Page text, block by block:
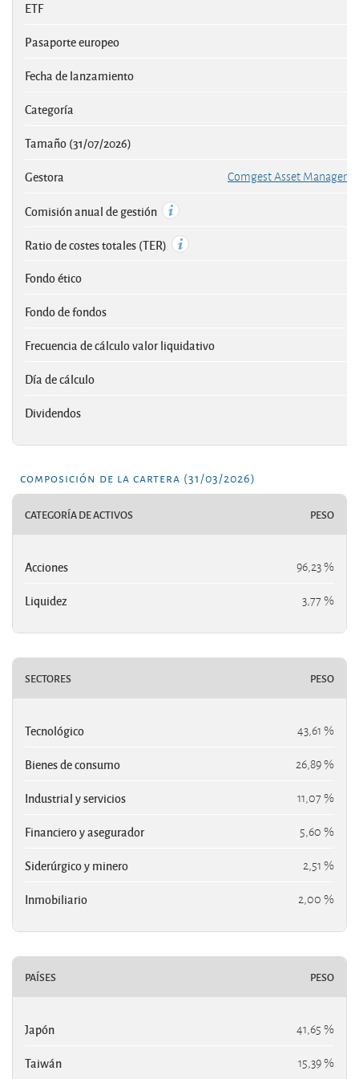
ETF
Pasaporte europeo
Fecha de lanzamiento
Categoría
Tamaño (31/07/2026)
Gestora Comgest Asset
Comisión anual de gestión
Ratio de costes totales (TER)
Fondo ético
Fondo de fondos
Frecuencia de cálculo valor liquidativo
Día de cálculo
Dividendos
composición de la cartera (31/03/2026)
CATEGORÍA DE ACTIVOS PESO
Acciones 96,23 %
Liquidez 3,77 %
SECTORES PESO
Tecnológico 43,61 %
Bienes de consumo 26,89 %
Industrial y servicios 11,07 %
Financiero y asegurador 5,60 %
Siderúrgico y minero 2,51 %
Inmobiliario 2,00 %
PAÍSES PESO
Japón 41,65 %
Taiwán 15,39 %